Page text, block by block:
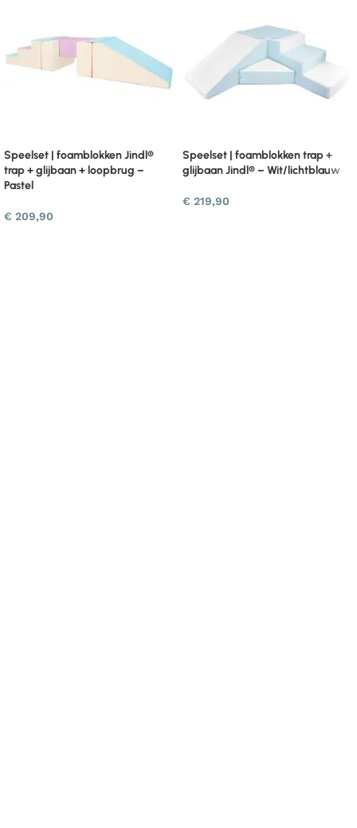
Speelset | foamblokken Jindl®
trap + glijbaan + loopbrug –
Pastel
€ 209,90
Speelset | foamblokken trap +
glijbaan Jindl® – Wit/lichtblauw
€ 219,90